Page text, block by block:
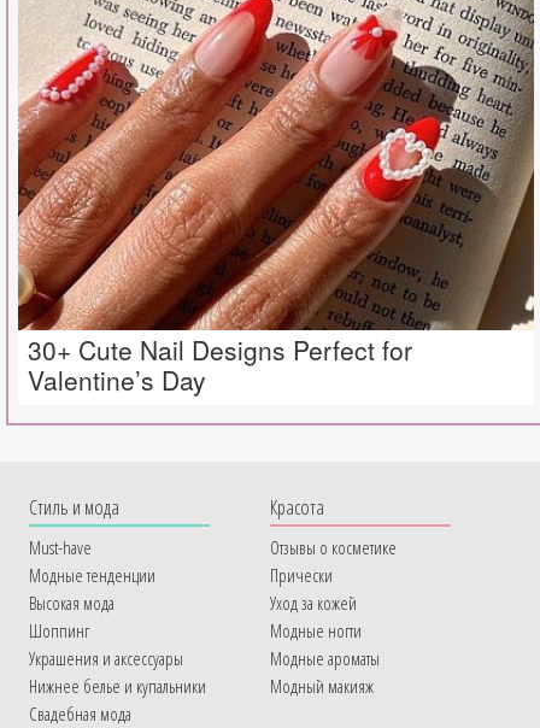
30+ Cute Nail Designs Perfect for
Valentine’s Day
Cтиль и мода
Must-have
Модные тенденции
Высокая мода
Шоппинг
Украшения и аксессуары
Нижнее белье и купальники
Свадебная мода
Красота
Отзывы о косметике
Прически
Уход за кожей
Модные ногти
Модные ароматы
Модный макияж